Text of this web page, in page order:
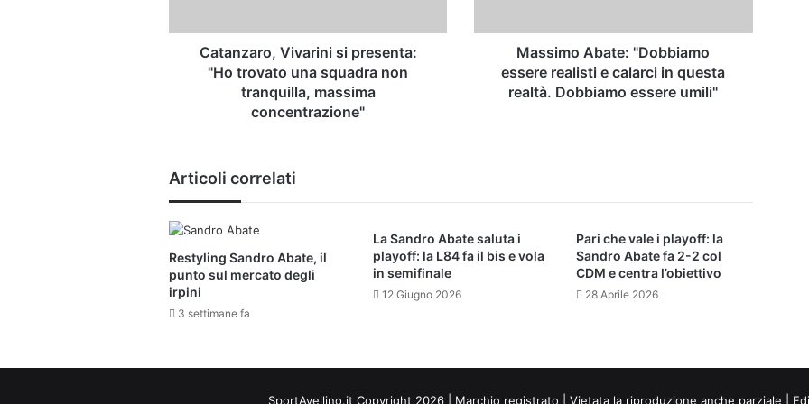
non
tranquilla,
massima
concentrazione"
Catanzaro, Vivarini si presenta:
"Ho trovato una squadra non
tranquilla, massima
concentrazione"
questa
Dobbiamo
essere
Massimo Abate: "Dobbiamo
essere realisti e calarci in questa
realtà. Dobbiamo essere umili"
Articoli correlati
Restyling Sandro Abate, il
punto sul mercato degli
irpini
3 settimane fa
La Sandro Abate saluta i
playoff: la L84 fa il bis e vola
in semifinale
12 Giugno 2026
Pari che vale i playoff: la
Sandro Abate fa 2-2 col
CDM e centra l’obiettivo
28 Aprile 2026
SportAvellino.it Copyright 2026 | Marchio registrato | Vietata la riproduzione anche parziale |